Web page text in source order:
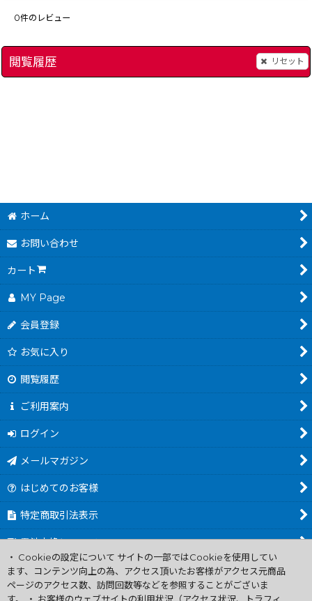
0件のレビュー
閲覧履歴 リセット
ホーム
お問い合わせ
カート
MY Page
会員登録
お気に入り
閲覧履歴
ご利用案内
ログイン
メールマガジン
はじめてのお客様
特定商取引法表示
電池交換について
商品カテゴリ一覧
Worldwide Shipping Guide
・ Cookieの設定について サイトの一部ではCookieを使用してい
ます、コンテンツ向上の為、アクセス頂いたお客様がアクセス元商品
ページのアクセス数、訪問回数等などを参照することがございま